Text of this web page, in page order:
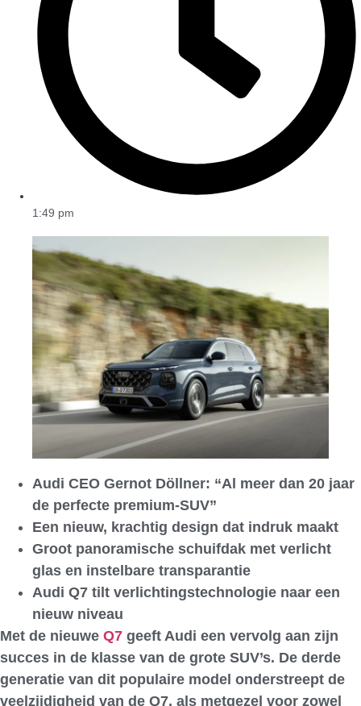
1:49 pm
Audi CEO Gernot Döllner: “Al meer dan 20 jaar
de perfecte premium-SUV”
Een nieuw, krachtig design dat indruk maakt
Groot panoramische schuifdak met verlicht
glas en instelbare transparantie
Audi Q7 tilt verlichtingstechnologie naar een
nieuw niveau
Met de nieuwe Q7 geeft Audi een vervolg aan zijn
succes in de klasse van de grote SUV’s. De derde
generatie van dit populaire model onderstreept de
veelzijdigheid van de Q7, als metgezel voor zowel